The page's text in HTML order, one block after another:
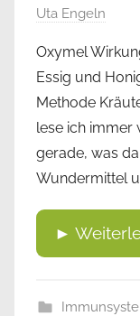
Uta Engeln
Oxymel
Essig und
Methode
lese ich immer
gerade, was
Wundermittel
►